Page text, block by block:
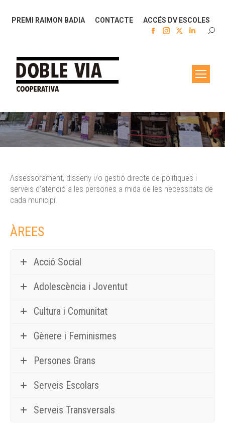
PREMI RAIMON BADIA CONTACTE ACCÉS DV ESCOLES
Facebook
Instagram
window
new
window
Linkedin
in
new
window
You are here:
Assessorament, disseny i/o gestió directe de polítiques i
serveis d’atenció a les persones a mida de les necessitats de
cada municipi.
ÀREES
Acció Social
Adolescència i Joventut
Cultura i Comunitat
Gènere i Feminismes
Persones Grans
Serveis Escolars
Serveis Transversals